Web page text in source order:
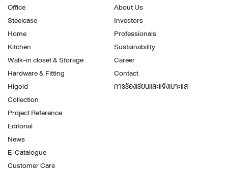
Office
Steelcase
Home
Kitchen
Walk-in closet & Storage
Hardware & Fitting
Higold
Collection
Project Reference
Editorial
News
E-Catalogue
Customer Care
About Us
Investors
Professionals
Sustainability
Career
Contact
การร้องเรียนและแจ้งเบาะแส